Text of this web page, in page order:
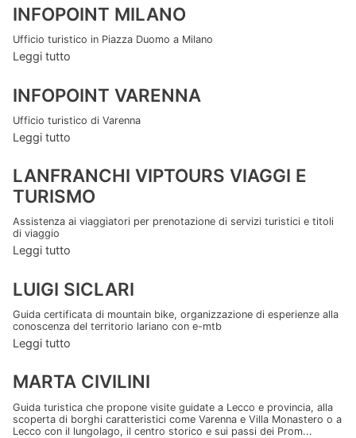
INFOPOINT MILANO
Ufficio turistico in Piazza Duomo a Milano
Leggi tutto
INFOPOINT VARENNA
Ufficio turistico di Varenna
Leggi tutto
LANFRANCHI VIPTOURS VIAGGI E
TURISMO
Assistenza ai viaggiatori per prenotazione di servizi turistici e titoli
di viaggio
Leggi tutto
LUIGI SICLARI
Guida certificata di mountain bike, organizzazione di esperienze alla
conoscenza del territorio lariano con e-mtb
Leggi tutto
MARTA CIVILINI
Guida turistica che propone visite guidate a Lecco e provincia, alla
scoperta di borghi caratteristici come Varenna e Villa Monastero o a
Lecco con il lungolago, il centro storico e sui passi dei Prom...